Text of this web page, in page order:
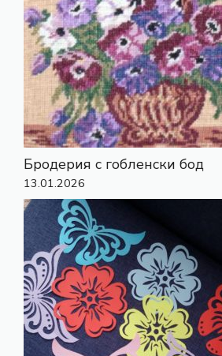
Бродерия с гобленски бод
13.01.2026